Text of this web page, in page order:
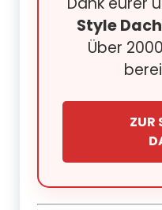
Style Dach
Über
ZUR